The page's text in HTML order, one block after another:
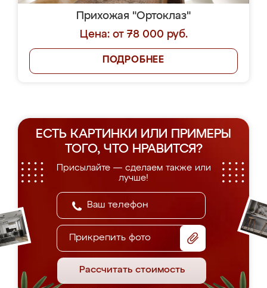
Прихожая "Ортоклаз"
Цена: от 78 000 руб.
ПОДРОБНЕЕ
ЕСТЬ КАРТИНКИ ИЛИ ПРИМЕРЫ
ТОГО, ЧТО НРАВИТСЯ?
Присылайте — сделаем также или
лучше!
Прикрепить фото
Рассчитать стоимость